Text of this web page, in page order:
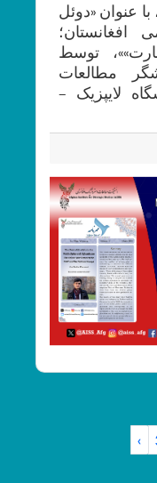
عنوان «دوئل
توسط
مطالعات
لایپزیک –
›